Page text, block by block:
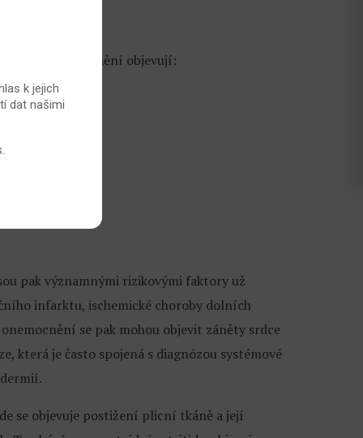
onemocnění objevují:
pak významnými rizikovými faktory už
infarktu, ischemické choroby dolních
se pak mohou objevit záněty srdce
která je často spojená s diagnózou systémové
se objevuje postižení plicní tkáně a její
k jejich
dat našimi
.